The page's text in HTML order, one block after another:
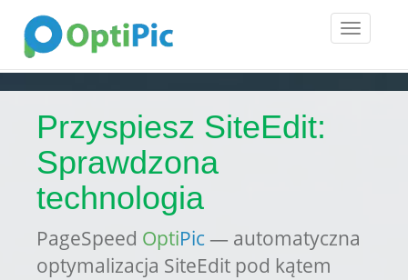
Toggle
Przyspiesz SiteEdit:
Sprawdzona
technologia
PageSpeed OptiPic — automatyczna
optymalizacja SiteEdit pod kątem